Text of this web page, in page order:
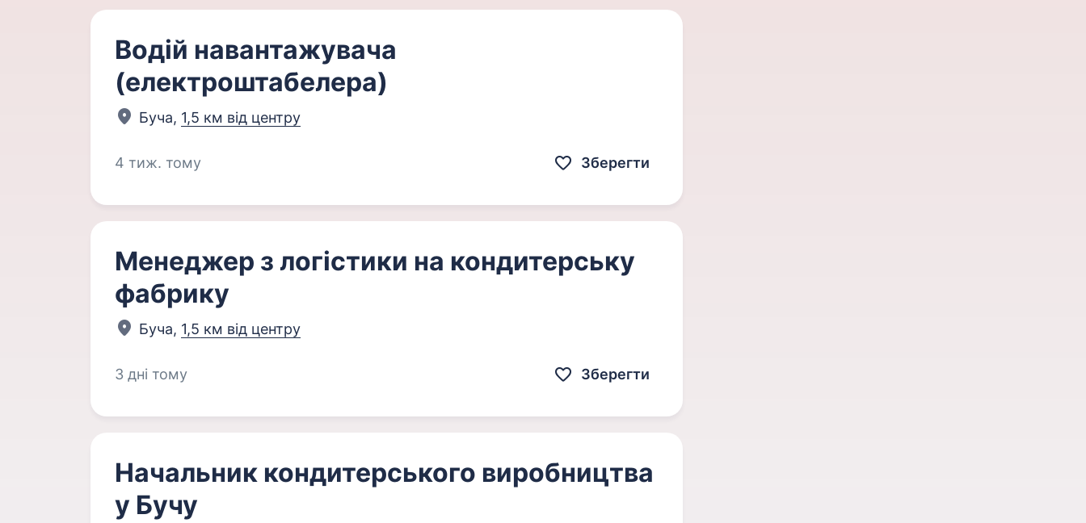
Водій навантажувача
(електроштабелера)
Буча, 1,5 км від центру
4 тиж. тому Зберегти
Менеджер з логістики на кондитерську
фабрику
Буча, 1,5 км від центру
3 дні тому Зберегти
Начальник кондитерського виробництва
у Бучу